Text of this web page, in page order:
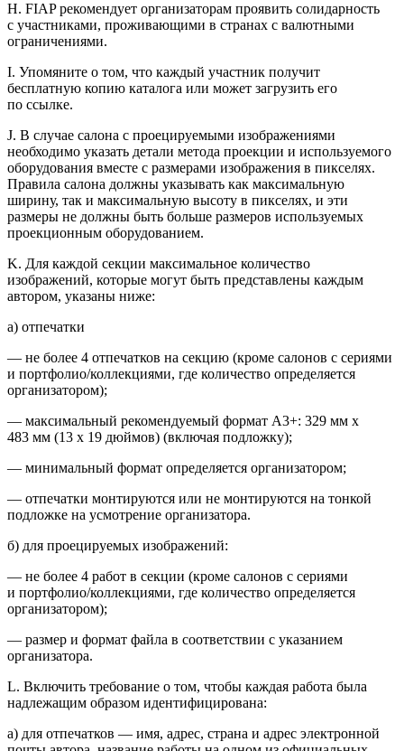
H. FIAP рекомендует организаторам проявить солидарность
с участниками, проживающими в странах с валютными
ограничениями.
I. Упомяните о том, что каждый участник получит
бесплатную копию каталога или может загрузить его
по ссылке.
J. В случае салона с проецируемыми изображениями
необходимо указать детали метода проекции и используемого
оборудования вместе с размерами изображения в пикселях.
Правила салона должны указывать как максимальную
ширину, так и максимальную высоту в пикселях, и эти
размеры не должны быть больше размеров используемых
проекционным оборудованием.
K. Для каждой секции максимальное количество
изображений, которые могут быть представлены каждым
автором, указаны ниже:
а) отпечатки
— не более 4 отпечатков на секцию (кроме салонов с сериями
и портфолио/коллекциями, где количество определяется
организатором);
— максимальный рекомендуемый формат A3+: 329 мм x
483 мм (13 x 19 дюймов) (включая подложку);
— минимальный формат определяется организатором;
— отпечатки монтируются или не монтируются на тонкой
подложке на усмотрение организатора.
б) для проецируемых изображений:
— не более 4 работ в секции (кроме салонов с сериями
и портфолио/коллекциями, где количество определяется
организатором);
— размер и формат файла в соответствии с указанием
организатора.
L. Включить требование о том, чтобы каждая работа была
надлежащим образом идентифицирована:
a) для отпечатков — имя, адрес, страна и адрес электронной